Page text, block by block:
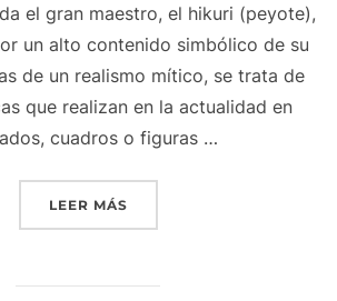
el gran maestro, el hikuri (peyote),
un alto contenido simbólico de su
de un realismo mítico, se trata de
que realizan en la actualidad en
cuadros o figuras …
LEER MÁS«ARTE WIXARIKA»